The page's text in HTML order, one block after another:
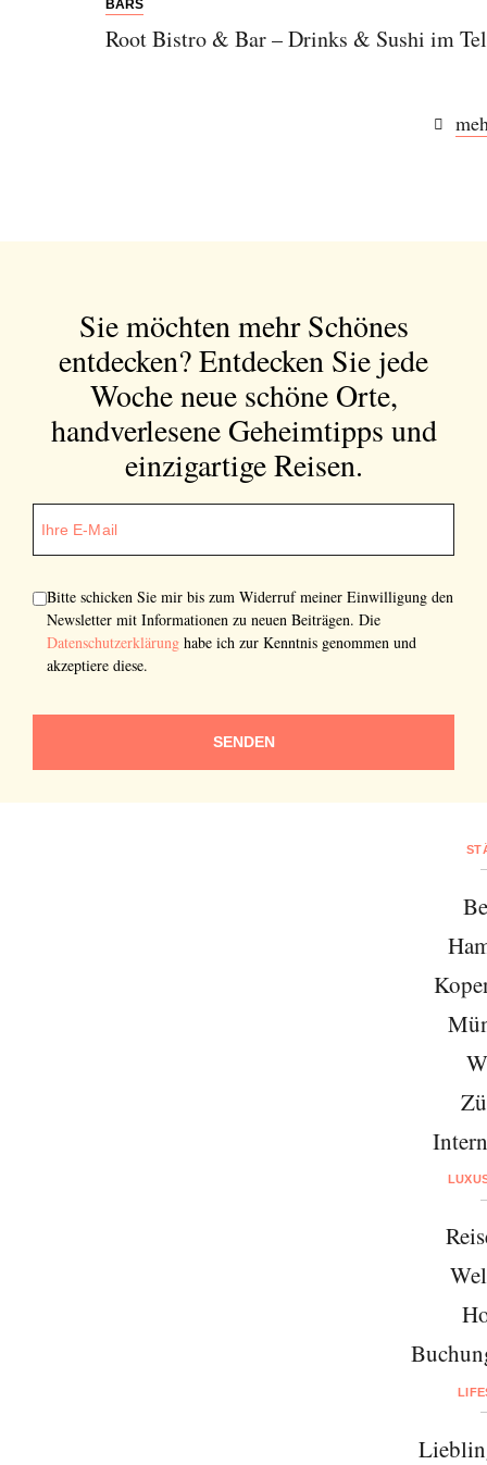
BARS
Root Bistro & Bar – Drinks & Sushi im
Sie möchten mehr Schönes
entdecken?Entdecken Sie jede
Woche neue schöne Orte,
handverlesene Geheimtipps und
einzigartige Reisen.
Bitte schicken Sie mir bis zum Widerruf meiner Einwilligung den
Newsletter mit Informationen zu neuen Beiträgen. Die
Datenschutzerklärung habe ich zur Kenntnis genommen und
akzeptiere diese.
SENDEN
Bitte schicken Sie mir bis zum Widerruf meiner
Einwilligung den Newsletter mit Informationen zu
neuen Beiträgen. DieDatenschutzerklärunghabe ich
zur Kenntnis genommen und akzeptiere diese.
SENDEN